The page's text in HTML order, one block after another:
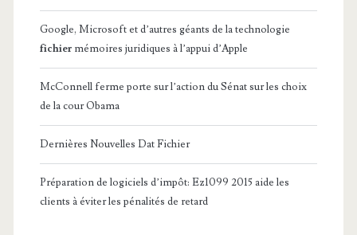
Google, Microsoft et d’autres géants de la technologie
fichier mémoires juridiques à l’appui d’Apple
McConnell ferme porte sur l’action du Sénat sur les choix
de la cour Obama
Dernières Nouvelles Dat Fichier
Préparation de logiciels d’impôt: Ez1099 2015 aide les
clients à éviter les pénalités de retard